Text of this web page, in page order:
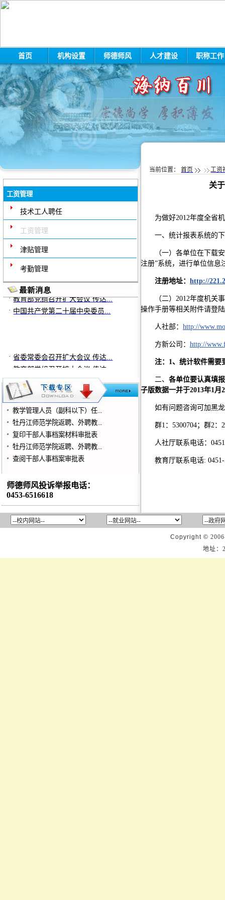
首页 机构设置 师德师风 人才建设 职称工
当前位置：首页 工资
工资管理
技术工人聘任
工资管理
津贴管理
考勤管理
· 省委常委会召开扩大会议 传达...
· 教育部党组召开扩大会议 传达...
中国共产党第二十届中央委员...
省委常委会召开扩大会议 传达...
教育部党组召开扩大会议 传达...
中国共产党第二十届中央委员...
教学管理人员（副科以下）任...
牡丹江师范学院返聘、外聘教...
复印干部人事档案材料审批表
牡丹江师范学院返聘、外聘教...
查阅干部人事档案审批表
师德师风投诉举报电话：
0453-6516618
关
为做好2012年度全省
一、统计报表系统的
（一）各单位在下载
注册”系统，进行单位信息
注册地址： http://
（二）2012年度机关
操作手册等相关附件请登
人社部： http://
方新公司： http://
注：1、统计软件需要
二、 各单位要认真填
子版数据一并于2013年1月
如有问题咨询可加黑
群1：5300704；群2：
人社厅联系电话：
教育厅联系电话:
Copyright ©
地址：